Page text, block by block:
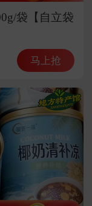
袋【自立袋
马上抢